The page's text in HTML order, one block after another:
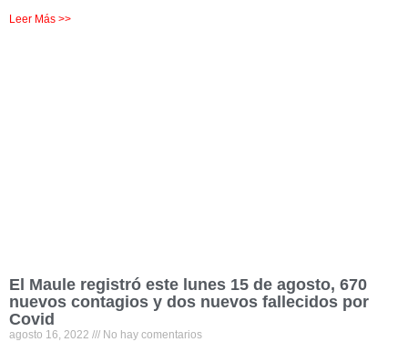
Leer Más >>
El Maule registró este lunes 15 de agosto, 670
nuevos contagios y dos nuevos fallecidos por
Covid
agosto 16, 2022 No hay comentarios